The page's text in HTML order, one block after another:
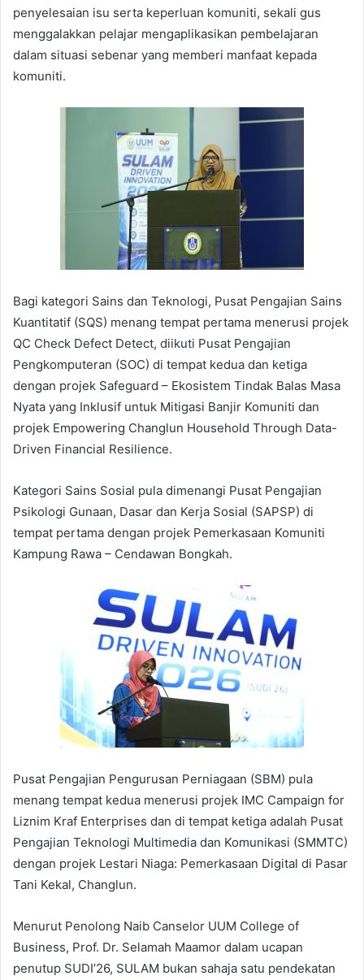
penyelesaian isu serta keperluan komuniti, sekali gus
menggalakkan pelajar mengaplikasikan pembelajaran
dalam situasi sebenar yang memberi manfaat kepada
komuniti.
Bagi kategori Sains dan Teknologi, Pusat Pengajian Sains
Kuantitatif (SQS) menang tempat pertama menerusi projek
QC Check Defect Detect, diikuti Pusat Pengajian
Pengkomputeran (SOC) di tempat kedua dan ketiga
dengan projek Safeguard – Ekosistem Tindak Balas Masa
Nyata yang Inklusif untuk Mitigasi Banjir Komuniti dan
projek Empowering Changlun Household Through Data-
Driven Financial Resilience.
Kategori Sains Sosial pula dimenangi Pusat Pengajian
Psikologi Gunaan, Dasar dan Kerja Sosial (SAPSP) di
tempat pertama dengan projek Pemerkasaan Komuniti
Kampung Rawa – Cendawan Bongkah.
Pusat Pengajian Pengurusan Perniagaan (SBM) pula
menang tempat kedua menerusi projek IMC Campaign for
Liznim Kraf Enterprises dan di tempat ketiga adalah Pusat
Pengajian Teknologi Multimedia dan Komunikasi (SMMTC)
dengan projek Lestari Niaga: Pemerkasaan Digital di Pasar
Tani Kekal, Changlun.
Menurut Penolong Naib Canselor UUM College of
Business, Prof. Dr. Selamah Maamor dalam ucapan
penutup SUDI’26, SULAM bukan sahaja satu pendekatan